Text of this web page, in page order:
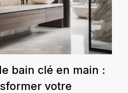
bain clé en main :
votre